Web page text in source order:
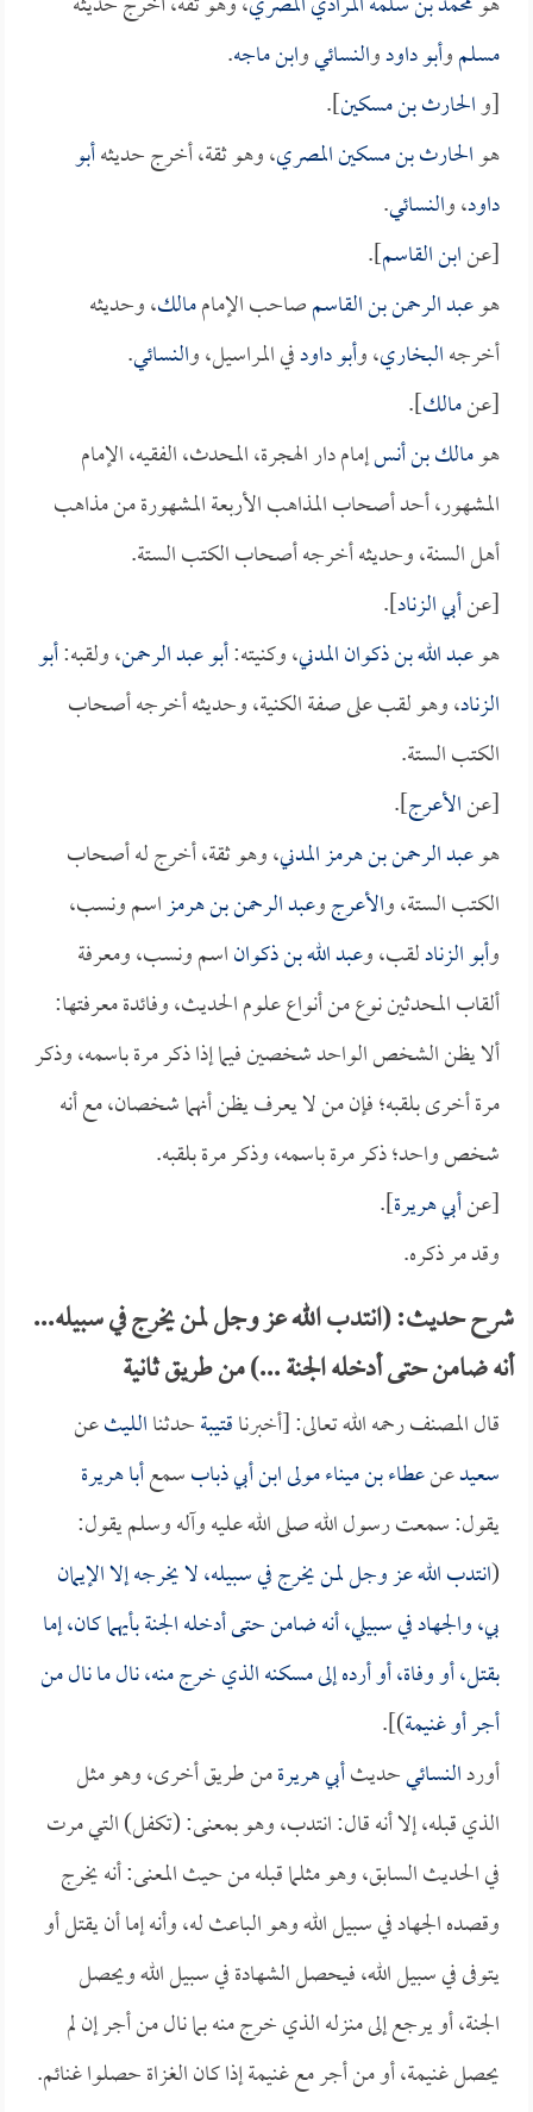
مسلموأبو داودوالنسائيوابن ماجه.
[والحارث بن مسكين].
هوالحارث بن مسكين المصري، وهو ثقة، أخرج حديثهأبو
داود، والنسائي.
[عنابن القاسم].
هوعبد الرحمن بن القاسمصاحب الإماممالك، وحديثه
أخرجهالبخاري، وأبو داودفي المراسيل، والنسائي.
[عنمالك].
هومالك بن أنسإمام دار الهجرة، المحدث، الفقيه، الإمام
المشهور، أحد أصحاب المذاهب الأربعة المشهورة من مذاهب
أهل السنة، وحديثه أخرجه أصحاب الكتب الستة.
[عنأبي الزناد].
هوعبد الله بن ذكوان المدني، وكنيته:أبو عبد الرحمن، ولقبه:أبو
الزناد، وهو لقب على صفة الكنية، وحديثه أخرجه أصحاب
الكتب الستة.
[عنالأعرج].
هوعبد الرحمن بن هرمز المدني، وهو ثقة، أخرج له أصحاب
الكتب الستة، والأعرجوعبد الرحمن بن هرمزاسم ونسب،
وأبو الزنادلقب، وعبد الله بن ذكواناسم ونسب، ومعرفة
ألقاب المحدثين نوع من أنواع علوم الحديث، وفائدة معرفتها:
ألا يظن الشخص الواحد شخصين فيما إذا ذكر مرة باسمه، وذكر
مرة أخرى بلقبه؛ فإن من لا يعرف يظن أنهما شخصان، مع أنه
شخص واحد؛ ذكر مرة باسمه، وذكر مرة بلقبه.
[عنأبي هريرة].
وقد مر ذكره.
شرح حديث: (انتدب الله عز وجل لمن يخرج في سبيله...
أنه ضامن حتى أدخله الجنة ...) من طريق ثانية
قال المصنف رحمه الله تعالى: [أخبرناقتيبةحدثناالليثعن
سعيدعنعطاء بن ميناء مولى ابن أبي ذبابسمعأبا هريرة
يقول: سمعت رسول الله صلى الله عليه وآله وسلم يقول:
(انتدب الله عز وجل لمن يخرج في سبيله، لا يخرجه إلا الإيمان
بي، والجهاد في سبيلي، أنه ضامن حتى أدخله الجنة بأيهما كان، إما
بقتل، أو وفاة، أو أرده إلى مسكنه الذي خرج منه، نال ما نال من
أجر أو غنيمة)].
أوردالنسائيحديثأبي هريرةمن طريق أخرى، وهو مثل
الذي قبله، إلا أنه قال: انتدب، وهو بمعنى: (تكفل) التي مرت
في الحديث السابق، وهو مثلما قبله من حيث المعنى: أنه يخرج
وقصده الجهاد في سبيل الله وهو الباعث له، وأنه إما أن يقتل أو
يتوفى في سبيل الله، فيحصل الشهادة في سبيل الله ويحصل
الجنة، أو يرجع إلى منزله الذي خرج منه بما نال من أجر إن لم
يحصل غنيمة، أو من أجر مع غنيمة إذا كان الغزاة حصلوا غنائم.